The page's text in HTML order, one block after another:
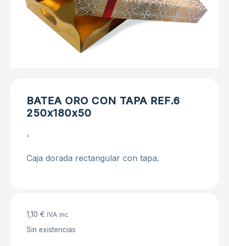
BATEA ORO CON TAPA REF.6
250x180x50
‘
Caja dorada rectangular con tapa.
1,10 € IVA inc.
Sin existencias